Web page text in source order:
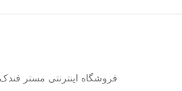
فروشگاه اینترنتی مستر